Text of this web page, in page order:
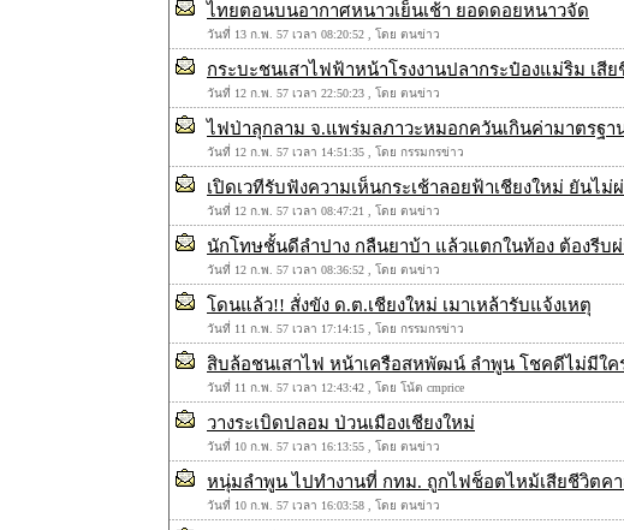
ไทยตอนบนอากาศหนาวเย็นเช้า ยอดดอยหนาวจัด
วันที่ 13 ก.พ. 57 เวลา 08:20:52 , โดย ตนข่าว
กระบะชนเสาไฟฟ้าหน้าโรงงานปลากระป๋องแม่ริม เสีย
วันที่ 12 ก.พ. 57 เวลา 22:50:23 , โดย ตนข่าว
ไฟป่าลุกลาม จ.แพร่มลภาวะหมอกควันเกินค่ามาตรฐา
วันที่ 12 ก.พ. 57 เวลา 14:51:35 , โดย กรรมกรข่าว
เปิดเวทีรับฟังความเห็นกระเช้าลอยฟ้าเชียงใหม่ ยันไ
วันที่ 12 ก.พ. 57 เวลา 08:47:21 , โดย ตนข่าว
นักโทษชั้นดีลำปาง กลืนยาบ้า แล้วแตกในท้อง ต้องรีบ
วันที่ 12 ก.พ. 57 เวลา 08:36:52 , โดย ตนข่าว
โดนแล้ว!! สั่งขัง ด.ต.เชียงใหม่ เมาเหล้ารับแจ้งเหตุ
วันที่ 11 ก.พ. 57 เวลา 17:14:15 , โดย กรรมกรข่าว
สิบล้อชนเสาไฟ หน้าเครือสหพัฒน์ ลำพูน โชคดีไม่มีใค
วันที่ 11 ก.พ. 57 เวลา 12:43:42 , โดย โน้ต cmprice
วางระเบิดปลอม ป่วนเมืองเชียงใหม่
วันที่ 10 ก.พ. 57 เวลา 16:13:55 , โดย ตนข่าว
หนุ่มลำพูน ไปทำงานที่ กทม. ถูกไฟช็อตไหม้เสียชีวิตค
วันที่ 10 ก.พ. 57 เวลา 16:03:58 , โดย ตนข่าว